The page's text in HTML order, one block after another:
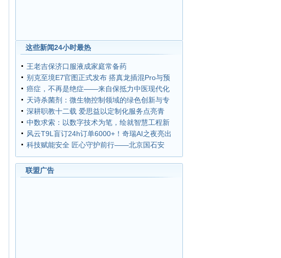
这些新闻24小时最热
王老吉保济口服液成家庭常备药
别克至境E7官图正式发布 搭真龙插混Pro与预
癌症，不再是绝症——来自保抵力中医现代化
天诗杀菌剂：微生物控制领域的绿色创新与专
深耕职教十二载 爱思益以定制化服务点亮青
中数求索：以数字技术为笔，绘就智慧工程新
风云T9L盲订24h订单6000+！奇瑞AI之夜亮出
科技赋能安全 匠心守护前行——北京国石安
联盟广告